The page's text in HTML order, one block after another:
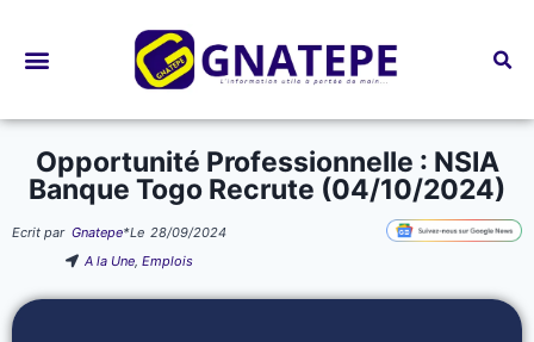
Opportunité Professionnelle : NSIA
Banque Togo Recrute (04/10/2024)
Ecrit par Gnatepe*Le 28/09/2024
A la Une,Emplois